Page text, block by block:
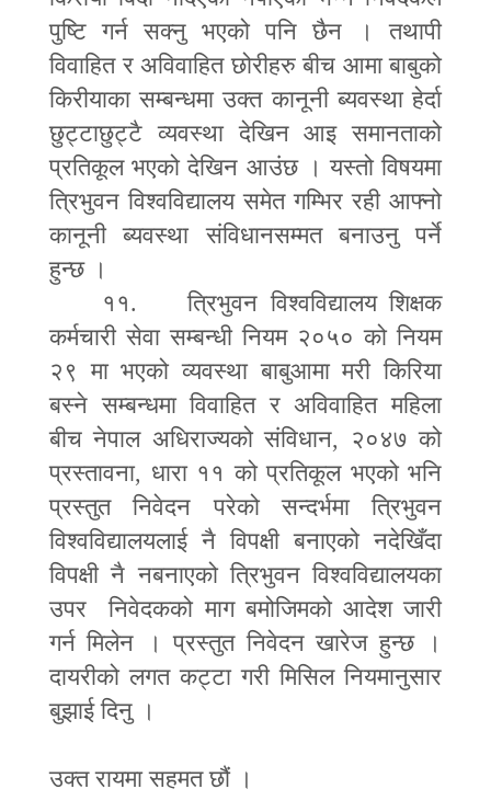
पुष्टि गर्न सक्नु भएको पनि छैन । तथापी
विवाहित र अविवाहित छोरीहरु बीच आमा बाबुको
किरीयाका सम्बन्धमा उक्त कानूनी ब्यवस्था हेर्दा
छुट्टाछुट्टै व्यवस्था देखिन आइ समानताको
प्रतिकूल भएको देखिन आउंछ । यस्तो विषयमा
त्रिभुवन विश्वविद्यालय समेत गम्भिर रही आफ्नो
कानूनी ब्यवस्था संविधानसम्मत बनाउनु पर्ने
हुन्छ ।
११. त्रिभुवन विश्वविद्यालय शिक्षक
कर्मचारी सेवा सम्बन्धी नियम २०५० को नियम
२९ मा भएको व्यवस्था बाबुआमा मरी किरिया
बस्ने सम्बन्धमा विवाहित र अविवाहित महिला
बीच नेपाल अधिराज्यको संविधान, २०४७ को
प्रस्तावना, धारा ११ को प्रतिकूल भएको भनि
प्रस्तुत निवेदन परेको सन्दर्भमा त्रिभुवन
विश्वविद्यालयलाई नै विपक्षी बनाएको नदेखिँदा
विपक्षी नै नबनाएको त्रिभुवन विश्वविद्यालयका
उपर निवेदकको माग बमोजिमको आदेश जारी
गर्न मिलेन । प्रस्तुत निवेदन खारेज हुन्छ ।
दायरीको लगत कट्टा गरी मिसिल नियमानुसार
बुझाई दिनु ।
उक्त रायमा सहमत छौं ।